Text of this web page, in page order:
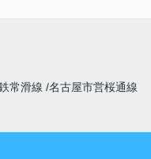
常滑線 名古屋市営桜通線